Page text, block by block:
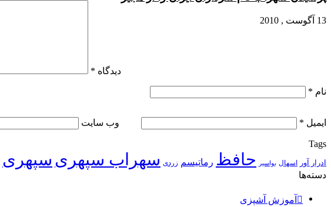
13 آگوست , 2010
دیدگاه *
نام *
ایمیل * وب‌ سایت
Tags
ادرار آور اسهال بواسیر حافظ رماتیسم زردی سهراب سپهری سپهری
دسته‌ها
آموزش آشپزی